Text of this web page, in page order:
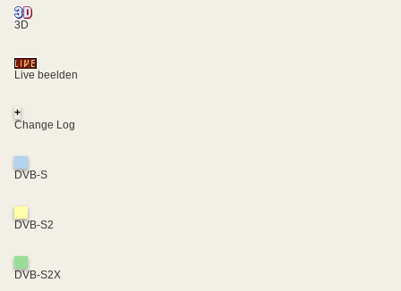
3D
Live beelden
+
Change Log
DVB-S
DVB-S2
DVB-S2X